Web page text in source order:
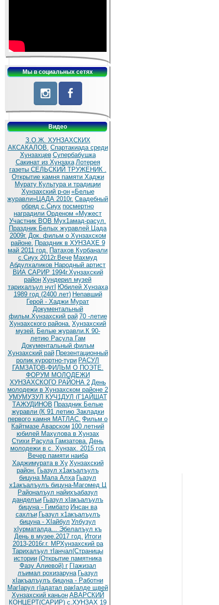
Мы в социальных сетях
Видео
З.О.Ж. ХУНЗАХСКИХ
АКСАКАЛОВ. Спартакиада среди
Хунзахцев Супербабушка
Сакинат из Хунзаха Лотерея
газеты СЕЛЬСКИЙ ТРУЖЕНИК .
Открытие камня памяти Хаджи
Мурату Культура и традиции
Хунзахский р-он «Белые
журавли»ЦАДА 2010г. Cвадебный
обряд c.Сиух посмертно
наградили Орденом «Мужест
Участник ВОВ Мух1амад-расул.
Праздник Белых журавлей Цада
2009г. Док. фильм о Хунзахском
районе. Праздник в ХУНЗАХЕ 9
май 2011 год. Патахов Курбанали
с.Сиух 2012г.Вече Махмуд
Абдулхаликов Народный артист
ВИА САРИР 1994г.Хунзахский
район Хундерил музей
тарихалъул нугI Юбилей Хунзаха
1989 год (2400 лет) Непавший
Герой - Хаджи Мурат
Документальный
фильм.Хунзахский рай 70 -летие
Хунзахского района. Хунзахский
музей. Белые журавли.К 90-
летию Расула Гам
Документальный фильм
Хунзахский рай Презентационный
ролик курортно-тури РАСУЛ
ГАМЗАТОВ-ФИЛЬМ О ПОЭТЕ.
ФОРУМ МОЛОДЕЖИ
ХУНЗАХСКОГО РАЙОНА 2 День
молодежи в Хунзахском районе 2
УМУМУЗУЛ КУЧ1ДУЛ (Г1АЙШАТ
ТАЖУДИНОВ Праздник Белые
журавли (К 91 летию Закладки
первого камня МАТЛАС. Фильм о
Кайтмазе Аварском 100 летний
юбилей Махулова в Хунзах
Стихи Расула Гамзатова. День
молодежи в с. Хунзах. 2015 год
Вечер памяти наиба
Хаджимурата в Ху Хунзахский
район. Гьазул х1акъалъулъ
бицуна Мала Алха Гьазул
х1акъалъулъ бицуна-Магомед Ц
Районалъул найихъабазул
данделъи Гьазул хIакъалъулъ
бицуна - Гимбато Инсан ва
сахлъи Гьазул х1акъалъулъ
бицуна - ХIайбул Улбузул
хIурматалда... Эбелалъул къ
День в музее.2017 год. Итоги
2013-2016г.г. МРХунзахский ра
Тарихалъул тIанчал(Страницы
истории (Открытие памятника
Фазу Алиевой) г ГIажизал
лъимал рохизаруна Гьазул
хIакъалъулъ бицуна - Работни
МагIарул гIадатал ракIалде щвей
Хунзахский каньон АВАРСКИЙ
КОНЦЕРТ(САРИР) с.ХУНЗАХ 19